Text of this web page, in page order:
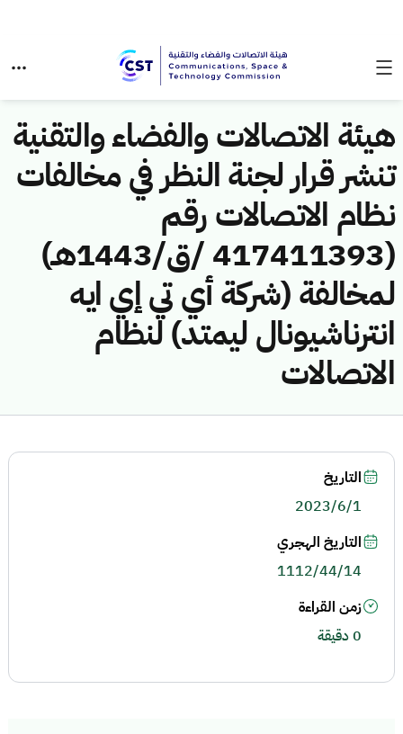
هيئة الاتصالات والفضاء والتقنية
تنشر قرار لجنة النظر في مخالفات
نظام الاتصالات رقم
(417411393 /ق/1443هـ)
لمخالفة (شركة أي تي إي ايه
انترناشيونال ليمتد) لنظام
الاتصالات
التاريخ
2023/6/1
التاريخ الهجري
1112/44/14
زمن القراءة
0 دقيقة